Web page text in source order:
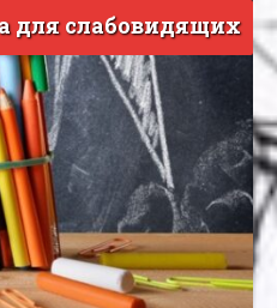
для слабовидящих